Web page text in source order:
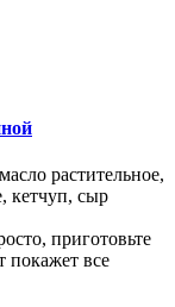
растительное,
кетчуп, сыр
приготовьте
покажет все